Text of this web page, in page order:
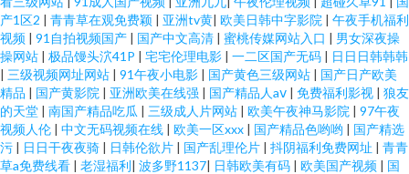
产1区2 | 青青草在观免费颖 | 亚洲tv黄| 欧美日韩中字影院 | 午夜手机福利
视频 | 91自拍视频国产 | 国产中文高清 | 蜜桃传媒网站入口 | 男女深夜操
操网站 | 极品馒头泬41P | 宅宅伦理电影 | 一二区国产无码 | 日日日韩韩韩
| 三级视频网址网站 | 91午夜小电影 | 国产黄色三级网站 | 国产日产欧美
精品 | 国产黄影院 | 亚洲欧美在线强 | 国产精品人aⅴ | 免费福利影视 | 狼友
的天堂 | 南国产精品吃瓜 | 三级成人片网站 | 欧美午夜神马影院 | 97午夜
视频人伦 | 中文无码视频在线 | 欧美一区xxx | 国产精品色哟哟 | 国产精选
污 | 日日干夜夜骑 | 日韩伦欲片 | 国产乱理伦片 | 抖阴福利免费网址 | 青青
草a免费线看 | 老湿福利| 波多野1137| 日韩欧美有码 | 欧美国产视频 | 国